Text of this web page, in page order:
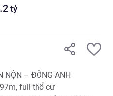
tỷ
NỘN – ĐÔNG ANH
full thổ cư